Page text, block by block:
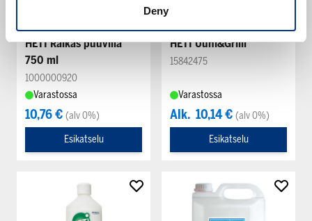
Deny
HETI Raikas puuvilla
750 ml
1000000920
Varastossa
10,76 € (alv 0%)
Esikatselu
HETI Uuni&Grilli
15842475
Varastossa
Alk. 10,14 € (alv 0%)
Esikatselu